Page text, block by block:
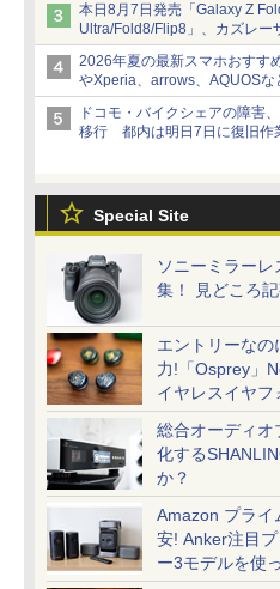
本日8月7日発売「Galaxy Z
Ultra/Fold8/Flip8」、カズレー
ば屋のメニュー並みの薄さ」
2026年夏の最新スマホおす
やXperia、arrows、AQUOSな
徴は
ドコモ・バイクシェアの障害
移行 都内は明日7日に復旧作
Special Site
ソニーミラー
集！ 見どころ
エントリーなの
力!「Osprey」
イヤレスイヤフ
一気に聴く
総合オーディオ
化する
か？
Amazon プライ
安! Anker注目
ー3モデルを使